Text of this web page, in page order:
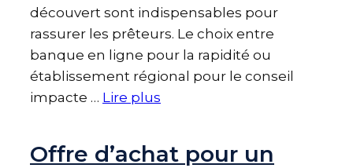
découvert sont indispensables pour
rassurer les prêteurs. Le choix entre
banque en ligne pour la rapidité ou
établissement régional pour le conseil
impacte … Lire plus
Offre d’achat pour un